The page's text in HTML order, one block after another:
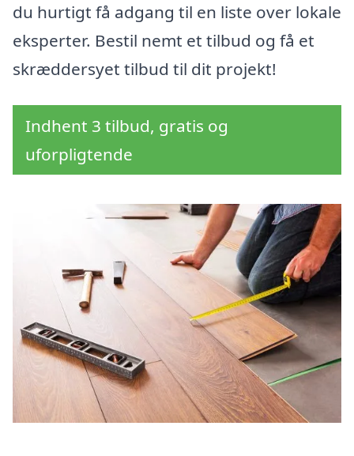
du hurtigt få adgang til en liste over lokale
eksperter. Bestil nemt et tilbud og få et
skræddersyet tilbud til dit projekt!
Indhent 3 tilbud, gratis og
uforpligtende